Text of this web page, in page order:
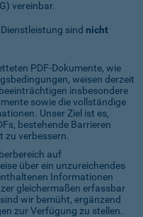
vereinbar.
sind nicht
PDF-Dokumente, wie
weisen derzeit
insbesondere
sowie die vollständige
Unser Ziel ist es,
bestehende Barrieren
zu verbessern.
auf
über ein unzureichendes
Informationen
gleichermaßen erfassbar
wir bemüht, ergänzend
zur Verfügung zu stellen.